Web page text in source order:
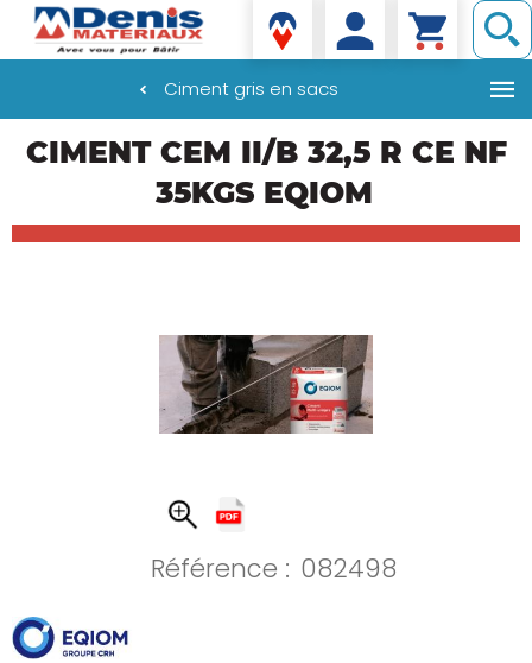
Denis matériaux
Ciment gris en sacs
CIMENT CEM II/B 32,5 R CE NF
35KGS EQIOM
Référence : 082498